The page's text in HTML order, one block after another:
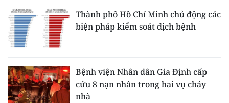
Thành phố Hồ Chí Minh chủ động các
biện pháp kiểm soát dịch bệnh
Bệnh viện Nhân dân Gia Định cấp
cứu 8 nạn nhân trong hai vụ cháy
nhà